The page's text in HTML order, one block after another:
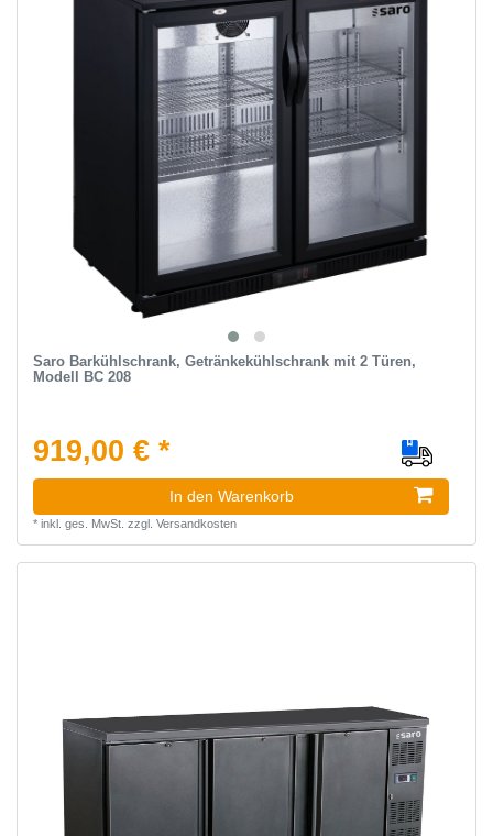
Saro Barkühlschrank, Getränkekühlschrank mit 2 Türen,
Modell BC 208
919,00 € *
In den Warenkorb
* inkl. ges. MwSt. zzgl. Versandkosten